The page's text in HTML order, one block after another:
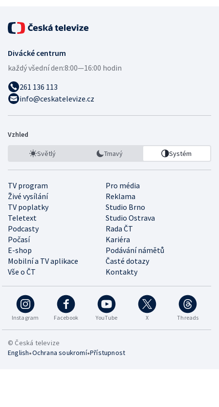
Divácké centrum
každý všední den:8:00—16:00 hodin
261 136 113
info@ceskatelevize.cz
Vzhled
Světlý Tmavý Systém
TV program
Pro média
Živé vysílání
Reklama
TV poplatky
Studio Brno
Teletext
Studio Ostrava
Podcasty
Rada ČT
Počasí
Kariéra
E-shop
Podávání námětů
Mobilní a TV aplikace
Časté dotazy
Vše o ČT
Kontakty
Instagram Facebook YouTube X Threads
© Česká televize
English•Ochrana soukromí•Přístupnost